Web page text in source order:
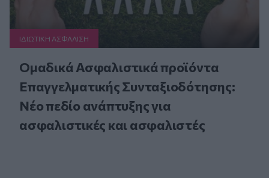
ΙΔΙΩΤΙΚΗ ΑΣΦAΛΙΣΗ
Ομαδικά Ασφαλιστικά προϊόντα
Επαγγελματικής Συνταξιοδότησης:
Νέο πεδίο ανάπτυξης για
ασφαλιστικές και ασφαλιστές